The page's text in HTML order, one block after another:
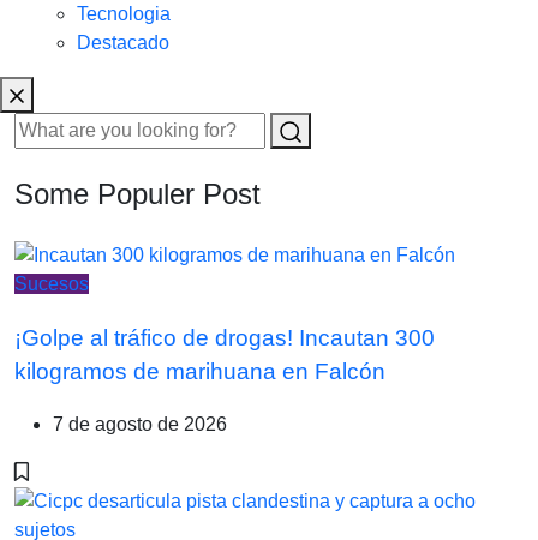
Tecnologia
Destacado
Some Populer Post
Sucesos
¡Golpe al tráfico de drogas! Incautan 300
kilogramos de marihuana en Falcón
7 de agosto de 2026